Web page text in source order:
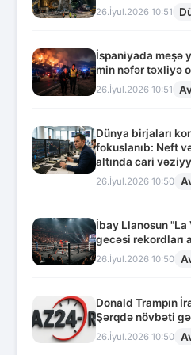
26.İyul.2026 10:51
İspaniyada meşə
min nəfər təxliyə
26.İyul.2026 10:51
Dünya birjaları
fokuslanıb: Neft
altında cari
26.İyul.2026 10:50
İbay Llanosun
gecəsi rekordları
26.İyul.2026 10:50
Donald Trampın
Şərqdə növbəti
26.İyul.2026 10:50